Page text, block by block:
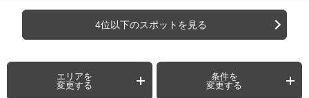
4位以下のスポットを見る
エリアを
変更する
条件を
変更する